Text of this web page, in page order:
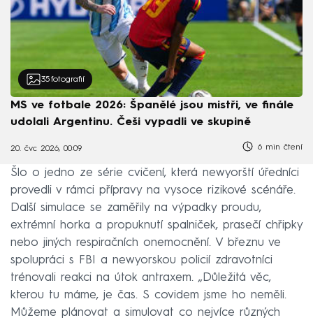
35 fotografií
MS ve fotbale 2026: Španělé jsou mistři, ve finále
udolali Argentinu. Češi vypadli ve skupině
20. čvc 2026, 00:09 6 min čtení
Šlo o jedno ze série cvičení, která newyorští úředníci
provedli v rámci přípravy na vysoce rizikové scénáře.
Další simulace se zaměřily na výpadky proudu,
extrémní horka a propuknutí spalniček, prasečí chřipky
nebo jiných respiračních onemocnění. V březnu ve
spolupráci s FBI a newyorskou policií zdravotníci
trénovali reakci na útok antraxem. „Důležitá věc,
kterou tu máme, je čas. S covidem jsme ho neměli.
Můžeme plánovat a simulovat co nejvíce různých